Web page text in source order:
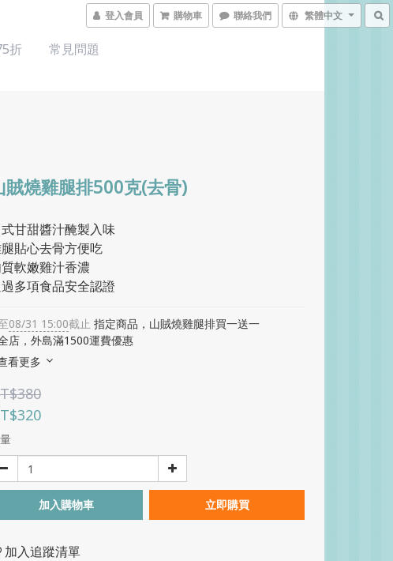
登入會員 購物車 聯絡我們 繁體中文
折 常見問題
賊燒雞腿排500克(去骨)
式甘甜醬汁醃製入味
貼心去骨方便吃
軟嫩雞汁香濃
多項食品安全認證
08/31 15:00截止 指定商品，山賊燒雞腿排買一送一
店，外島滿1500運費優惠
看更多
加入購物車 立即購買
加入追蹤清單